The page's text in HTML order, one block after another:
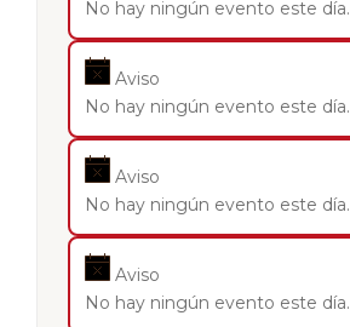
No hay ningún evento este día.
Aviso
No hay ningún evento este día.
Aviso
No hay ningún evento este día.
Aviso
No hay ningún evento este día.